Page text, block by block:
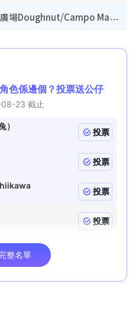
開倉優惠｜銅鑼灣時代廣場Doughnut/Campo Marzio開倉低至1折！背囊、書包、手袋劈價$200起